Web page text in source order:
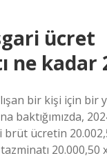
ücret
ne kadar
bir kişi için bir
baktığımızda,
ücretin
20.000,50